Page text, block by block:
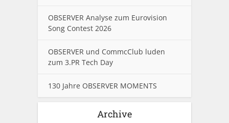
OBSERVER Analyse zum Eurovision
Song Contest 2026
OBSERVER und CommcClub luden
zum 3.PR Tech Day
130 Jahre OBSERVER MOMENTS
Archive